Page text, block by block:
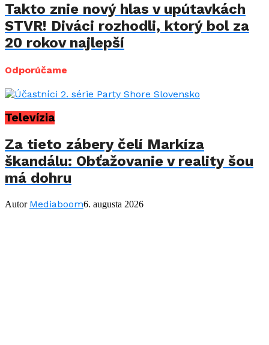
Takto znie nový hlas v upútavkách
STVR! Diváci rozhodli, ktorý bol za
20 rokov najlepší
Odporúčame
Televízia
Za tieto zábery čelí Markíza
škandálu: Obťažovanie v reality šou
má dohru
Autor Mediaboom6. augusta 2026